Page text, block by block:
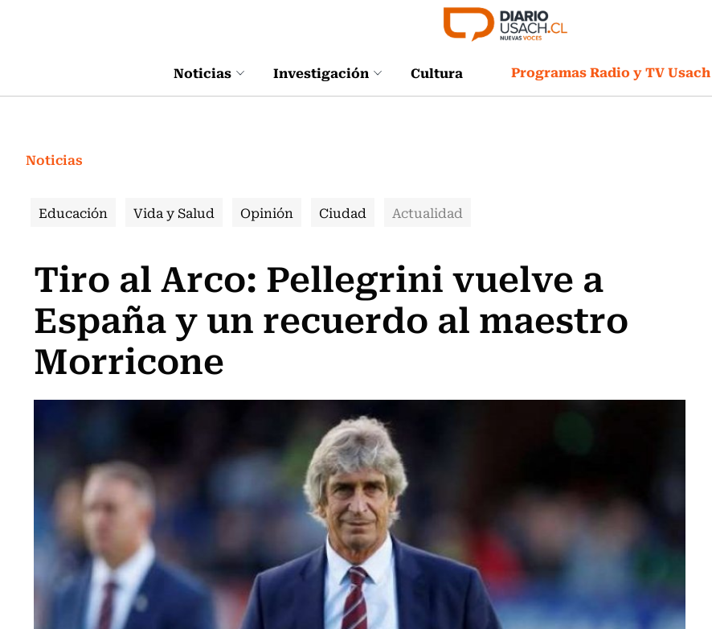
Noticias Investigación Cultura Programas Radio y TV Usach
Noticias
Educación Vida y Salud Opinión Ciudad Actualidad
Tiro al Arco: Pellegrini vuelve a
España y un recuerdo al maestro
Morricone